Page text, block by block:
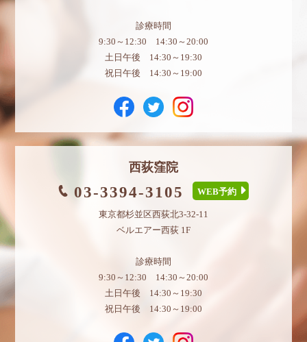
診療時間
9:30～12:30 14:30～20:00
土日午後 14:30～19:30
祝日午後 14:30～19:00
西荻窪院
03-3394-3105 WEB予約
東京都杉並区西荻北3-32-11
ベルエアー西荻 1F
診療時間
9:30～12:30 14:30～20:00
土日午後 14:30～19:30
祝日午後 14:30～19:00